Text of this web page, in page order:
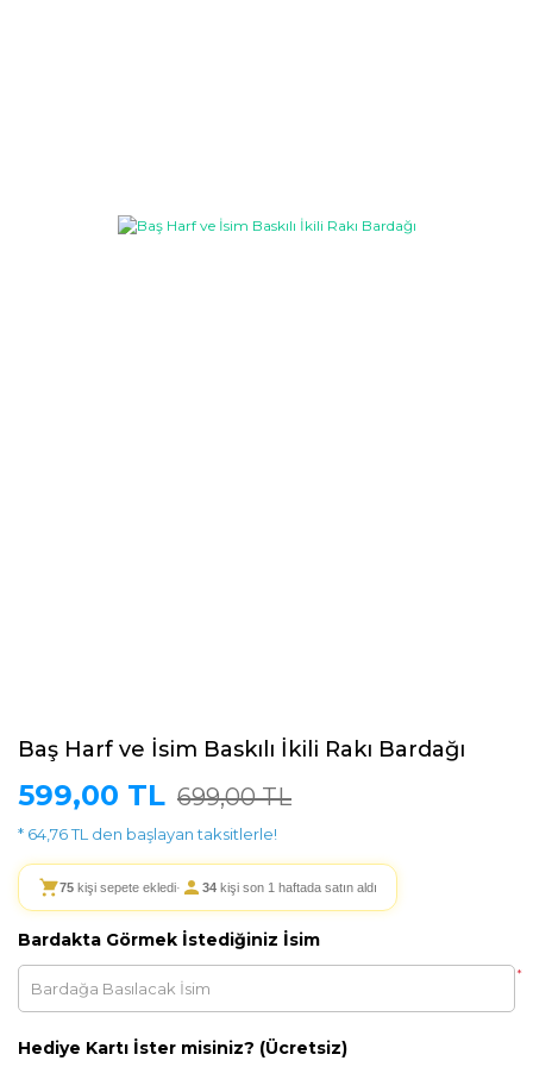
Baş Harf ve İsim Baskılı İkili Rakı Bardağı
599,00 TL 699,00 TL
* 64,76 TL den başlayan taksitlerle!
75 kişi sepete ekledi· 34 kişi son 1 haftada satın aldı
Bardakta Görmek İstediğiniz İsim
*
Hediye Kartı İster misiniz? (Ücretsiz)